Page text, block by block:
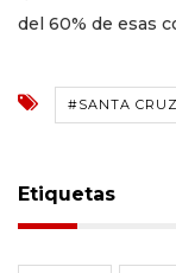
del 60% de esas
#SANTA CRUZ
Etiquetas